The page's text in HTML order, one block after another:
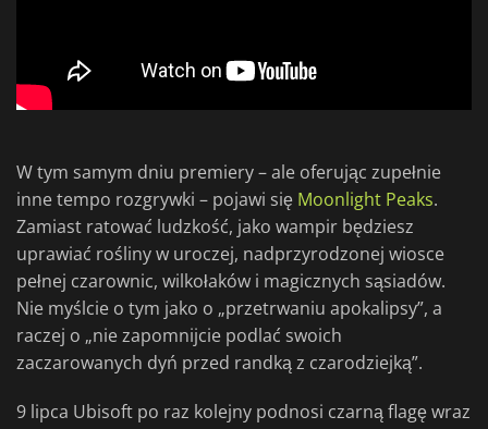
W tym samym dniu premiery – ale oferując zupełnie
inne tempo rozgrywki – pojawi się Moonlight Peaks.
Zamiast ratować ludzkość, jako wampir będziesz
uprawiać rośliny w uroczej, nadprzyrodzonej wiosce
pełnej czarownic, wilkołaków i magicznych sąsiadów.
Nie myślcie o tym jako o „przetrwaniu apokalipsy”, a
raczej o „nie zapomnijcie podlać swoich
zaczarowanych dyń przed randką z czarodziejką”.
9 lipca Ubisoft po raz kolejny podnosi czarną flagę wraz